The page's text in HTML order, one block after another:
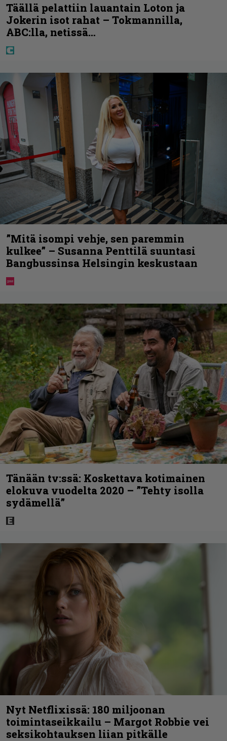
Täällä pelattiin lauantain Loton ja
Jokerin isot rahat – Tokmannilla,
ABC:lla, netissä…
”Mitä isompi vehje, sen paremmin
kulkee” – Susanna Penttilä suuntasi
Bangbussinsa Helsingin keskustaan
Tänään tv:ssä: Koskettava kotimainen
elokuva vuodelta 2020 – ”Tehty isolla
sydämellä”
Nyt Netflixissä: 180 miljoonan
toimintaseikkailu – Margot Robbie vei
seksikohtauksen liian pitkälle